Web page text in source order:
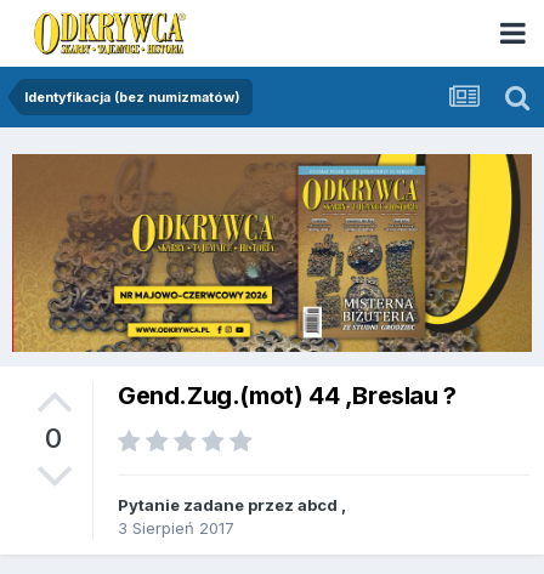
Identyfikacja (bez numizmatów)
0
Gend.Zug.(mot) 44 ,Breslau ?
Pytanie zadane przez abcd
3 Sierpień 2017